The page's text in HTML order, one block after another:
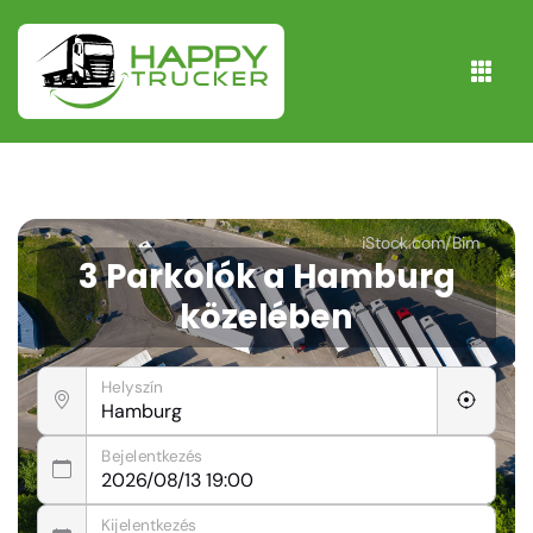
iStock.com/Bim
3 Parkolók a Hamburg
közelében
Helyszín
Bejelentkezés
Kijelentkezés